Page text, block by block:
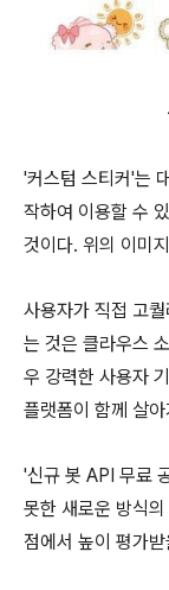
'커스텀 스티커'는
작하여 이용할 수
것이다. 위의 이미
사용자가 직접 고
는 것은 클라우스
우 강력한 사용자
플랫폼이 함께 살
'신규 봇 API 무료
못한 새로운 방식
점에서 높이 평가